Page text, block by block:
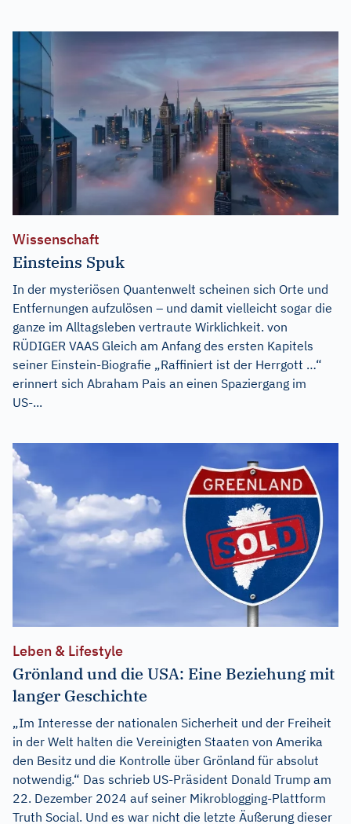
Wissenschaft
Einsteins Spuk
In der mysteriösen Quantenwelt scheinen sich Orte und
Entfernungen aufzulösen – und damit vielleicht sogar die
ganze im Alltagsleben vertraute Wirklichkeit. von
RÜDIGER VAAS Gleich am Anfang des ersten Kapitels
seiner Einstein-Biografie „Raffiniert ist der Herrgott …“
erinnert sich Abraham Pais an einen Spaziergang im
US-...
Leben & Lifestyle
Grönland und die USA: Eine Beziehung mit
langer Geschichte
„Im Interesse der nationalen Sicherheit und der Freiheit
in der Welt halten die Vereinigten Staaten von Amerika
den Besitz und die Kontrolle über Grönland für absolut
notwendig.“ Das schrieb US-Präsident Donald Trump am
22. Dezember 2024 auf seiner Mikroblogging-Plattform
Truth Social. Und es war nicht die letzte Äußerung dieser